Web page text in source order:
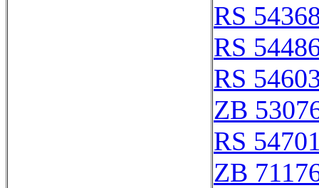
RS
RS
RS
ZB
RS
ZB